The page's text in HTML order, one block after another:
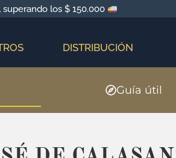
los $ 150.000
DISTRIBUCIÓN
Guía útil